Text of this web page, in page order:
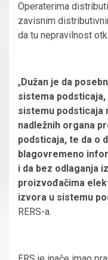
Operaterima
zavisnim
da tu nepravilnost
„ Dužan je da
sistema
sistemu podsticaja
nadležnih organa
podsticaja, te da o
blagovremeno
i da bez odlaganja
proizvođačima
izvora u sistemu
RERS-a.